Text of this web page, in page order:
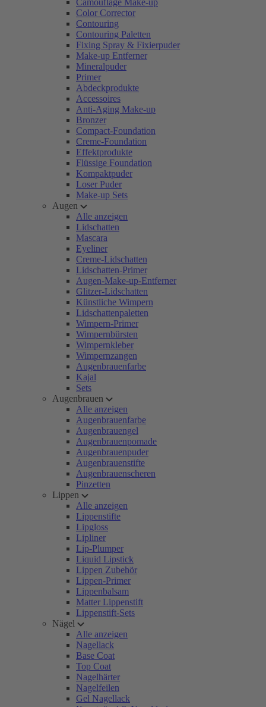
Camouflage Make-up
Color Corrector
Contouring
Contouring Paletten
Fixing Spray & Fixierpuder
Make-up Entferner
Mineralpuder
Primer
Abdeckprodukte
Accessoires
Anti-Aging Make-up
Bronzer
Compact-Foundation
Creme-Foundation
Effektprodukte
Flüssige Foundation
Kompaktpuder
Loser Puder
Make-up Sets
Augen
Alle anzeigen
Lidschatten
Mascara
Eyeliner
Creme-Lidschatten
Lidschatten-Primer
Augen-Make-up-Entferner
Glitzer-Lidschatten
Künstliche Wimpern
Lidschattenpaletten
Wimpern-Primer
Wimpernbürsten
Wimpernkleber
Wimpernzangen
Augenbrauenfarbe
Kajal
Sets
Augenbrauen
Alle anzeigen
Augenbrauenfarbe
Augenbrauengel
Augenbrauenpomade
Augenbrauenpuder
Augenbrauenstifte
Augenbrauenscheren
Pinzetten
Lippen
Alle anzeigen
Lippenstifte
Lipgloss
Lipliner
Lip-Plumper
Liquid Lipstick
Lippen Zubehör
Lippen-Primer
Lippenbalsam
Matter Lippenstift
Lippenstift-Sets
Nägel
Alle anzeigen
Nagellack
Base Coat
Top Coat
Nagelhärter
Nagelfeilen
Gel Nagellack